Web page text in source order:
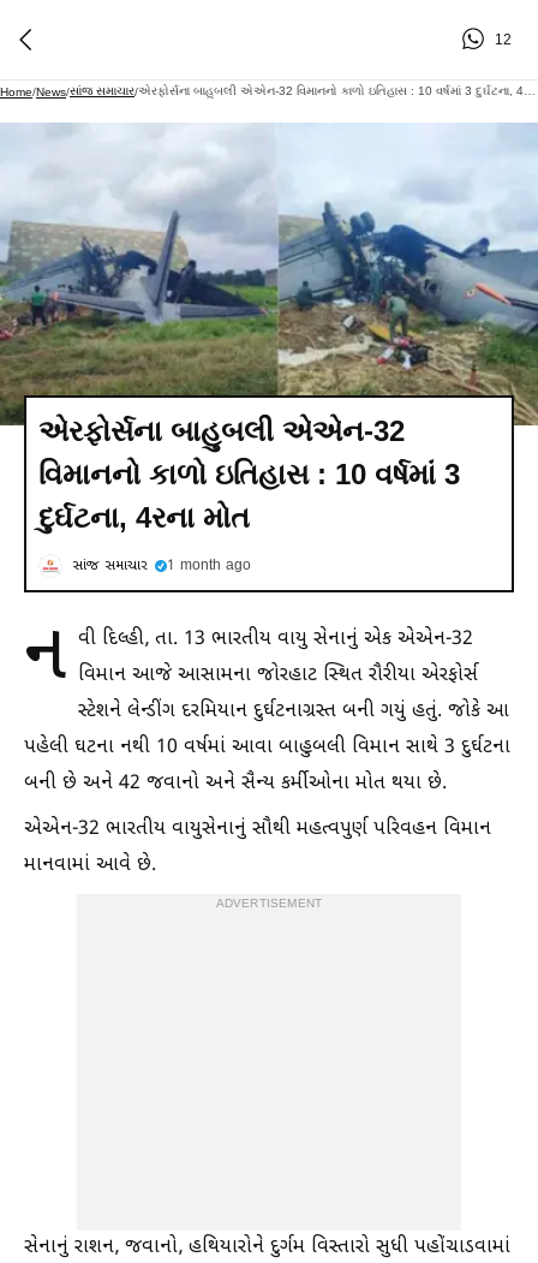
12
Home/News/સાંજ સમાચાર/
એરફોર્સના બાહુબલી એએન-32
વિમાનનો કાળો ઇતિહાસ : 10 વર્ષમાં 3
દુર્ઘટના, 4રના મોત
સાંજ સમાચાર 1 month ago
ન વી દિલ્હી, તા. 13 ભારતીય વાયુ સેનાનું એક એએન-32
વિમાન આજે આસામના જોરહાટ સ્થિત રૌરીયા એરફોર્સ
સ્ટેશને લેન્ડીંગ દરમિયાન દુર્ઘટનાગ્રસ્ત બની ગયું હતું. જોકે આ
પહેલી ઘટના નથી 10 વર્ષમાં આવા બાહુબલી વિમાન સાથે 3 દુર્ઘટના
બની છે અને 42 જવાનો અને સૈન્ય કર્મીઓના મોત થયા છે.
એએન-32 ભારતીય વાયુસેનાનું સૌથી મહત્વપુર્ણ પરિવહન વિમાન
માનવામાં આવે છે.
ADVERTISEMENT
સેનાનું રાશન, જવાનો, હથિયારોને દુર્ગમ વિસ્તારો સુધી પહોંચાડવામાં